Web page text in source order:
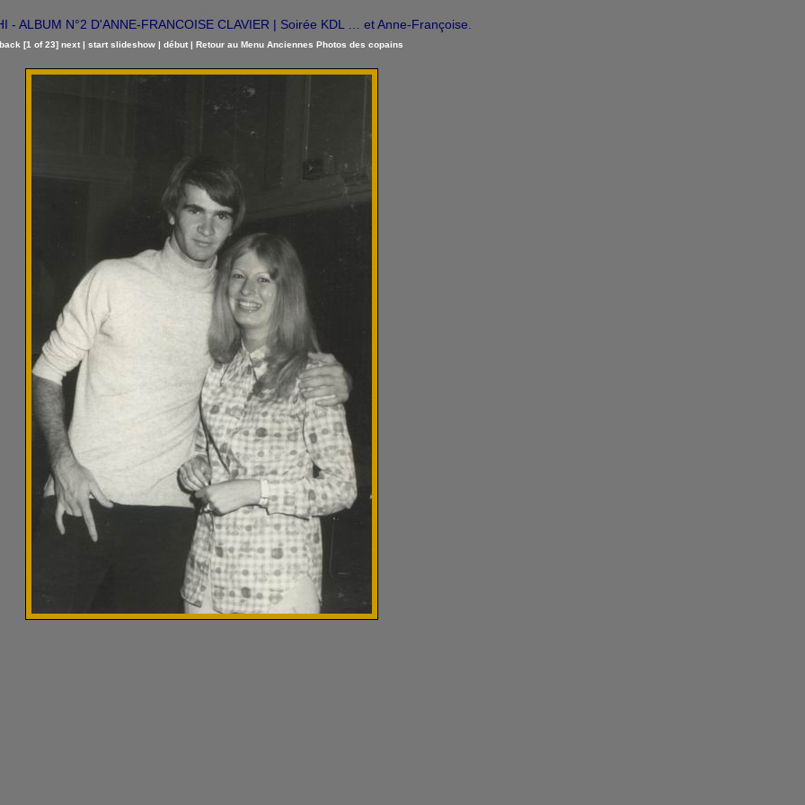
- ALBUM N°2 D'ANNE-FRANCOISE CLAVIER | Soirée KDL … et Anne-Françoise.
back [1 of 23] next | start slideshow | début | Retour au Menu Anciennes Photos des copains